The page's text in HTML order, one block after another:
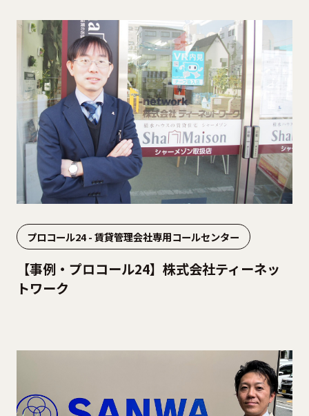
プロコール24 - 賃貸管理会社専用コールセンター
【事例・プロコール24】株式会社ティーネッ
トワーク